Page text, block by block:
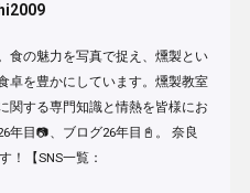
食の魅力を写真で捉え、燻製とい
卓を豊かにしています。燻製教室
関する専門知識と情熱を皆様にお
年目📷、ブログ26年目📓。 奈良
【SNS一覧：